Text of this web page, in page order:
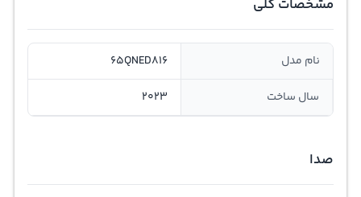
مشخصات کلی
نام مدل 65QNED816
سال ساخت 2023
صدا